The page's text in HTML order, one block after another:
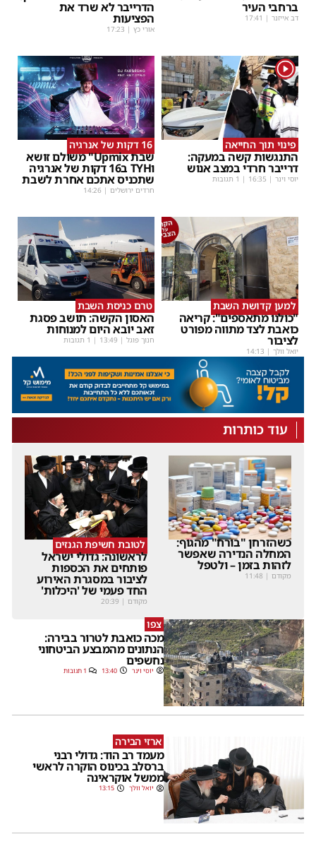
ברחבי העיר
דב אייזנר |
17:41
הדרייבר לא שרד את
הפציעות
אורי כץ |
17:23
1
פינוי תוך החייאה
התנגשות קשה במעקה:
דרייבר חרדי במצב אנוש
יוסי וינר |
16:35 | 1 תגובות
16 דקות של אנרגיה
שבת Upmix" משולם זושא
וTYH ב16 דקות של אנרגיה
שתכניס אתכם אחרת לשבת
חרדים ירושלים |
14:26
למען קדושת השבת
"כולנו מתאספים": קריאה
כואבת לצד מתווה מפורט
לציבור
יואל וולך |
14:13
טרם כניסת השבת
האסון הקשה: תושב פסגת
זאב יובא היום למנוחות
חנוך פוגל |
13:49 | 1 תגובות
עוד כותרות
כשהזרחן "בורח" מהגוף:
המחלה הנדירה שאפשר
לזהות בזמן – ולטפל
מקודם |
11:48
לטובת חשיפת הגנזים
לראשונה: גדולי ישראל
פותחים את הכספות
לציבור במסגרת האירוע
החד פעמי של 'היכלות'
מקודם |
20:39
צפו
מכה כואבת לטרור בבירה:
הנתונים מהמבצע הביטחוני
נחשפים
יוסי וינר 13:40 1 תגובות
ארזי הבירה
מעמד רב הוד: גדולי רבני
ברסלב בכינוס הוקרה לראשי
ממשל אוקראינה
יואל וולך 13:15